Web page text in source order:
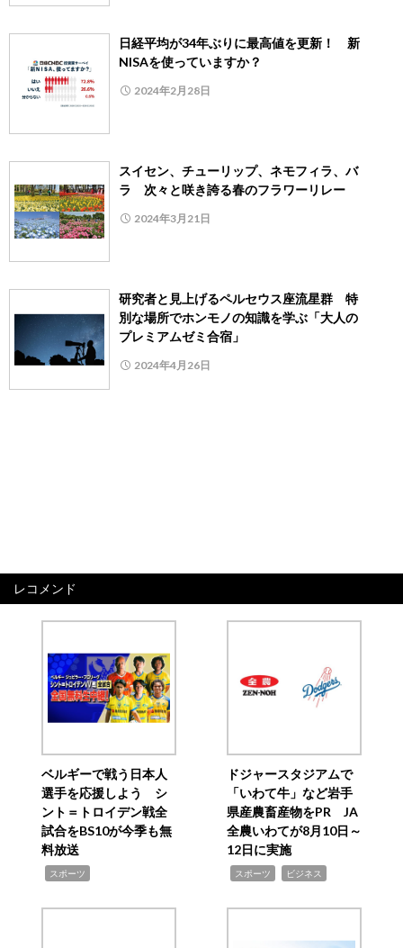
日経平均が34年ぶりに最高値を更新！ 新
NISAを使っていますか？
2024年2月28日
スイセン、チューリップ、ネモフィラ、バ
ラ 次々と咲き誇る春のフラワーリレー
2024年3月21日
研究者と見上げるペルセウス座流星群 特
別な場所でホンモノの知識を学ぶ「大人の
プレミアムゼミ合宿」
2024年4月26日
レコメンド
ベルギーで戦う日本人
選手を応援しよう シ
ント＝トロイデン戦全
試合をBS10が今季も無
料放送
スポーツ
ドジャースタジアムで
「いわて牛」など岩手
県産農畜産物をPR JA
全農いわてが8月10日～
12日に実施
スポーツ ビジネス